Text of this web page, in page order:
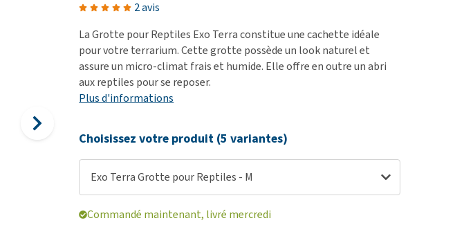
de mobilité
Senior & Démence
Tout afficher
2 avis
La Grotte pour Reptiles Exo Terra constitue une cachette idéale
pour votre terrarium. Cette grotte possède un look naturel et
assure un micro-climat frais et humide. Elle offre en outre un abri
aux reptiles pour se reposer.
Plus d'informations
Choisissez votre produit (5 variantes)
Exo Terra Grotte pour Reptiles - M
Commandé maintenant, livré mercredi